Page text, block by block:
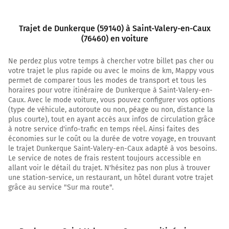
Au rond-point, prendre la 2ème sortie sur Avenue de la
Vilette et continuer sur 1,1 kilomètre
Au rond-point, prendre la 2ème sortie sur la voie et
continuer sur 95 mètres
3,1 km
Prendre à droite et rejoindre A16 E40. Continuer sur 70
kilomètres
A16
Calais
Lille
3,2 km
Trajet de Dunkerque (59140) à Saint-Valery-en-Caux
(76460) en voiture
Ne perdez plus votre temps à chercher votre billet pas cher ou
votre trajet le plus rapide ou avec le moins de km, Mappy vous
permet de comparer tous les modes de transport et tous les
horaires pour votre itinéraire de Dunkerque à Saint-Valery-en-
Caux. Avec le mode voiture, vous pouvez configurer vos options
(type de véhicule, autoroute ou non, péage ou non, distance la
plus courte), tout en ayant accès aux infos de circulation grâce
à notre service d'info-trafic en temps réel. Ainsi faites des
économies sur le coût ou la durée de votre voyage, en trouvant
le trajet Dunkerque Saint-Valery-en-Caux adapté à vos besoins.
Le service de notes de frais restent toujours accessible en
allant voir le détail du trajet. N'hésitez pas non plus à trouver
une station-service, un restaurant, un hôtel durant votre trajet
grâce au service "Sur ma route".